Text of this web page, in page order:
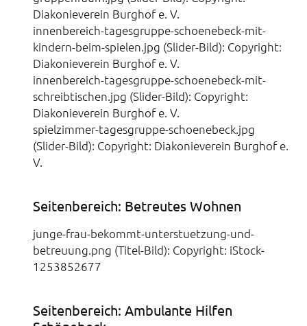
Diakonieverein Burghof e. V.
innenbereich-tagesgruppe-schoenebeck-mit-
kindern-beim-spielen.jpg (Slider-Bild): Copyright:
Diakonieverein Burghof e. V.
innenbereich-tagesgruppe-schoenebeck-mit-
schreibtischen.jpg (Slider-Bild): Copyright:
Diakonieverein Burghof e. V.
spielzimmer-tagesgruppe-schoenebeck.jpg
(Slider-Bild): Copyright: Diakonieverein Burghof e.
V.
Seitenbereich: Betreutes Wohnen
junge-frau-bekommt-unterstuetzung-und-
betreuung.png (Titel-Bild): Copyright: iStock-
1253852677
Seitenbereich: Ambulante Hilfen